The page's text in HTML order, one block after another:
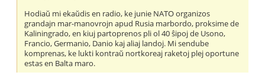
Hodiaŭ mi ekaŭdis en radio, ke junie NATO organizos
grandajn mar-manovrojn apud Rusia marbordo, proksime de
Kaliningrado, en kiuj partoprenos pli ol 40 ŝipoj de Usono,
Francio, Germanio, Danio kaj aliaj landoj. Mi sendube
komprenas, ke lukti kontraŭ nortkoreaj raketoj plej oportune
estas en Balta maro.